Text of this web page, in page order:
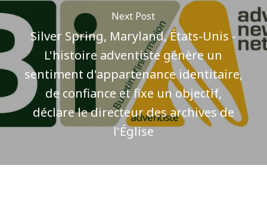
Next Post
Silver Spring, Maryland, États-Unis -
L'histoire adventiste génère un
sentiment d'appartenance identitaire,
de confiance et fixe un objectif,
déclare le directeur des archives de
l'Église